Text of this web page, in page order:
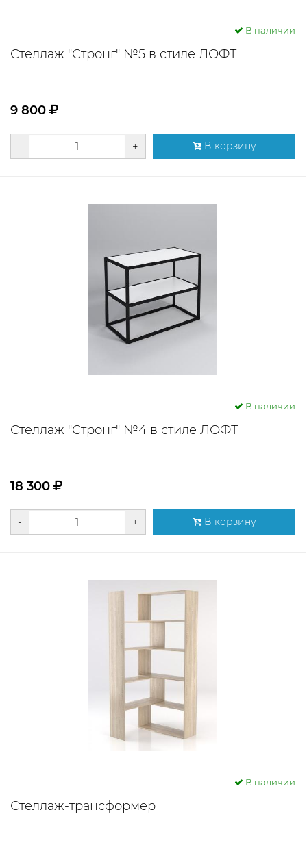
В наличии
Стеллаж "Стронг" №5 в стиле ЛОФТ
9 800
- + В корзину
В наличии
Стеллаж "Стронг" №4 в стиле ЛОФТ
18 300
- + В корзину
В наличии
Стеллаж-трансформер